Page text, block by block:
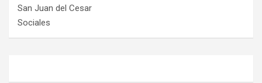
San Juan del Cesar
Sociales